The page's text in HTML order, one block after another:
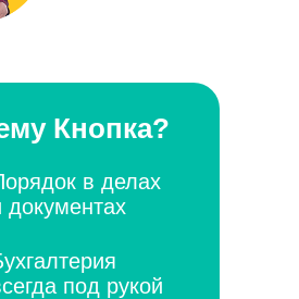
Кнопка?
под рукой
в делах
документах